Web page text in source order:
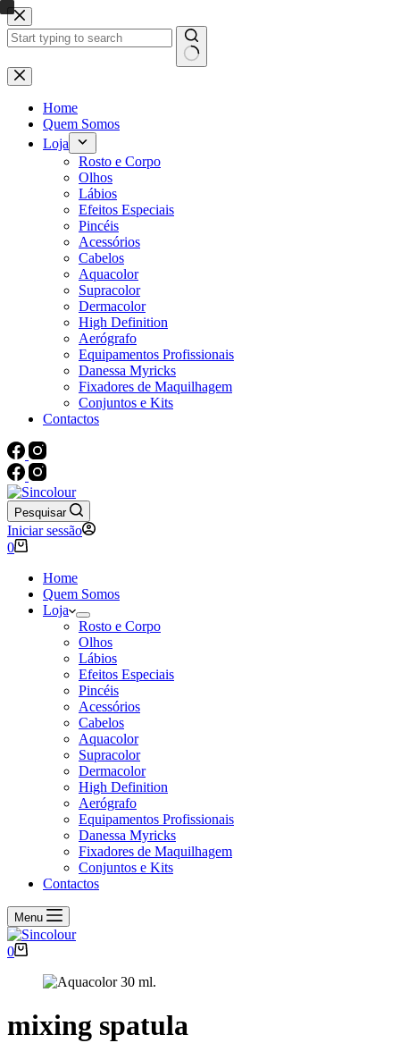
Pular
para
o
Sem
resultados
Home
Quem Somos
Loja
Rosto e Corpo
Olhos
Lábios
Efeitos Especiais
Pincéis
Acessórios
Cabelos
Aquacolor
Supracolor
Dermacolor
High Definition
Aerógrafo
Equipamentos Profissionais
Danessa Myricks
Fixadores de Maquilhagem
Conjuntos e Kits
Contactos
Pesquisar
Iniciar sessão
Carrinho
compras
0
Home
Quem Somos
Loja
Rosto e Corpo
Olhos
Lábios
Efeitos Especiais
Pincéis
Acessórios
Cabelos
Aquacolor
Supracolor
Dermacolor
High Definition
Aerógrafo
Equipamentos Profissionais
Danessa Myricks
Fixadores de Maquilhagem
Conjuntos e Kits
Contactos
Menu
Carrinho
compras
0
mixing spatula